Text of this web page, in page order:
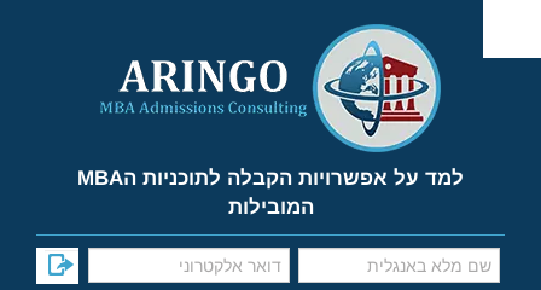
content
למד על אפשרויות הקבלה לתוכניות הMBA
המובילות